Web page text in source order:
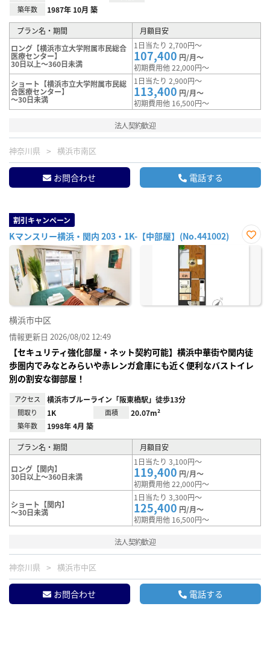
築年数 1987年 10月 築
プラン名・期間
月額目安
ロング【横浜市立大学附属市民総合
医療センター】
30日以上～360日未満
1日当たり 2,700円～
107,400 円/月～
初期費用他 22,000円～
ショート【横浜市立大学附属市民総
合医療センター】
～30日未満
1日当たり 2,900円～
113,400 円/月～
初期費用他 16,500円～
法人契約歓迎
神奈川県 横浜市南区
お問合わせ 電話する
割引キャンペーン
Kマンスリー横浜・関内 203・1K-【中部屋】(No.441002)
お気
横浜市中区
情報更新日 2026/08/02 12:49
【セキュリティ強化部屋・ネット契約可能】横浜中華街や関内徒
歩圏内でみなとみらいや赤レンガ倉庫にも近く便利なバストイレ
別の割安な御部屋！
アクセス 横浜市ブルーライン「阪東橋駅」徒歩13分
間取り 1K 面積 20.07m²
築年数 1998年 4月 築
プラン名・期間 月額目安
ロング【関内】
30日以上～360日未満
1日当たり 3,100円～
119,400 円/月～
初期費用他 22,000円～
ショート【関内】
～30日未満
1日当たり 3,300円～
125,400 円/月～
初期費用他 16,500円～
法人契約歓迎
神奈川県 横浜市中区
お問合わせ 電話する